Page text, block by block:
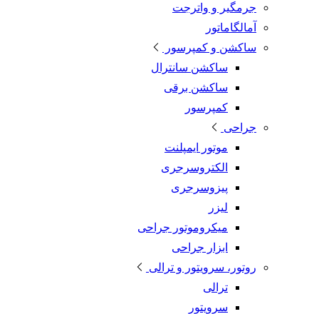
جرمگیر و واترجت
آمالگاماتور
ساکشن و کمپرسور
ساکشن سانترال
ساکشن برقی
کمپرسور
جراحی
موتور ایمپلنت
الکتروسرجری
پیزوسرجری
لیزر
میکروموتور جراحی
ابزار جراحی
روتور، سرویتور و ترالی
ترالی
سرویتور